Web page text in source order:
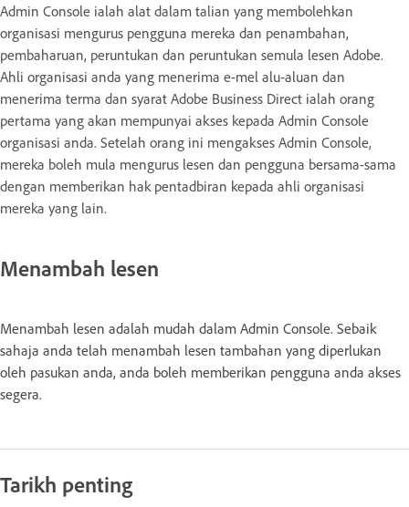
Admin Console ialah alat dalam talian yang membolehkan
organisasi mengurus pengguna mereka dan penambahan,
pembaharuan, peruntukan dan peruntukan semula lesen Adobe.
Ahli organisasi anda yang menerima e-mel alu-aluan dan
menerima terma dan syarat Adobe Business Direct ialah orang
pertama yang akan mempunyai akses kepada Admin Console
organisasi anda. Setelah orang ini mengakses Admin Console,
mereka boleh mula mengurus lesen dan pengguna bersama-sama
dengan memberikan hak pentadbiran kepada ahli organisasi
mereka yang lain.
Menambah lesen
Menambah lesen adalah mudah dalam Admin Console. Sebaik
sahaja anda telah menambah lesen tambahan yang diperlukan
oleh pasukan anda, anda boleh memberikan pengguna anda akses
segera.
Tarikh penting